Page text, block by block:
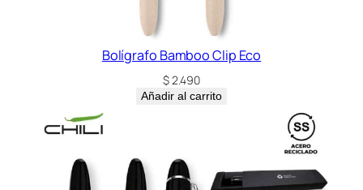
Bolígrafo Bamboo Clip Eco
$2.490
Añadir al carrito